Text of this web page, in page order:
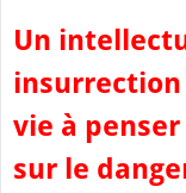
Un
insurrection
vie à
sur le